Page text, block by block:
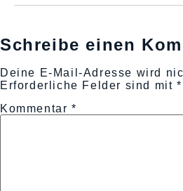
Schreibe einen
Deine E-Mail-Adresse wird
Erforderliche Felder sind mit*
Kommentar *